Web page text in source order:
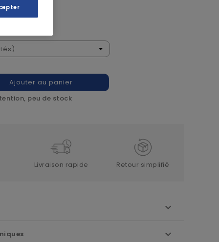
BIANCORI
Ajouter au panier
peu de stock
Livraison rapide Retour simplifié